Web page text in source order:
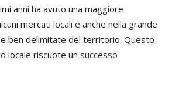
anni ha avuto una maggiore
mercati locali e anche nella grande
ben delimitate del territorio. Questo
locale riscuote un successo